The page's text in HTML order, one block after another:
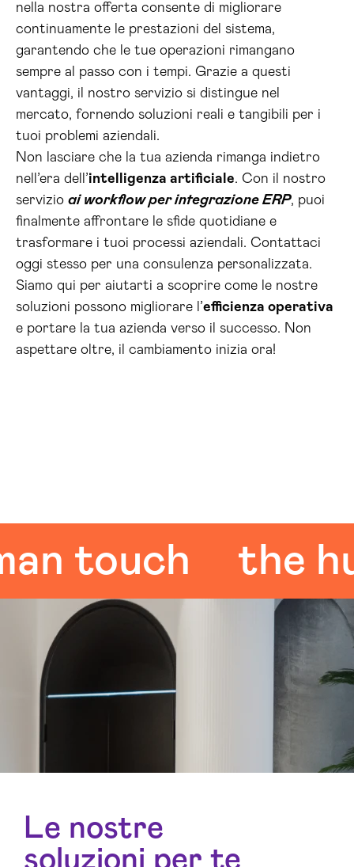
nella nostra offerta consente di migliorare
continuamente le prestazioni del sistema,
garantendo che le tue operazioni rimangano
sempre al passo con i tempi. Grazie a questi
vantaggi, il nostro servizio si distingue nel
mercato, fornendo soluzioni reali e tangibili per i
tuoi problemi aziendali.
Non lasciare che la tua azienda rimanga indietro
nell’era dell’intelligenza artificiale. Con il nostro
servizio ai workflow per integrazione ERP, puoi
finalmente affrontare le sfide quotidiane e
trasformare i tuoi processi aziendali. Contattaci
oggi stesso per una consulenza personalizzata.
Siamo qui per aiutarti a scoprire come le nostre
soluzioni possono migliorare l’efficienza operativa
e portare la tua azienda verso il successo. Non
aspettare oltre, il cambiamento inizia ora!
the
Le nostre
soluzioni per te